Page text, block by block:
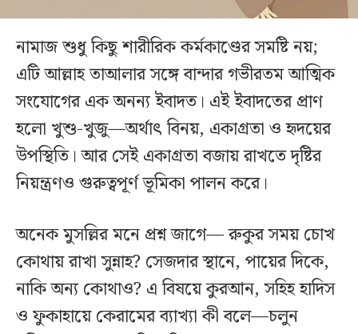
নামাজ শুধু কিছু শারীরিক কর্মকাণ্ডের সমষ্টি নয়;
এটি আল্লাহ তাআলার সঙ্গে বান্দার গভীরতম আত্মিক
সংযোগের এক অনন্য ইবাদত। এই ইবাদতের প্রাণ
হলো খুশু-খুজু—অর্থাৎ বিনয়, একাগ্রতা ও হৃদয়ের
উপস্থিতি। আর সেই একাগ্রতা বজায় রাখতে দৃষ্টির
নিয়ন্ত্রণও গুরুত্বপূর্ণ ভূমিকা পালন করে।
অনেক মুসল্লির মনে প্রশ্ন জাগে— রুকুর সময় চোখ
কোথায় রাখা সুন্নাহ? সেজদার স্থানে, পায়ের দিকে,
নাকি অন্য কোথাও? এ বিষয়ে কুরআন, সহিহ হাদিস
ও ফুকাহায়ে কেরামের ব্যাখ্যা কী বলে—চলুন